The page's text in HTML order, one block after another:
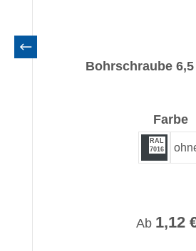
Bohrschraube
Farbe
RAL
7016
Ab 1,12